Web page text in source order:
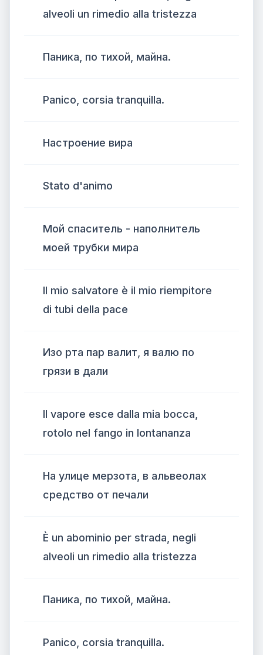
alveoli un rimedio alla tristezza
Паника, по тихой, майна.
Panico, corsia tranquilla.
Настроение вира
Stato d'animo
Мой спаситель - наполнитель
моей трубки мира
Il mio salvatore è il mio riempitore
di tubi della pace
Изо рта пар валит, я валю по
грязи в дали
Il vapore esce dalla mia bocca,
rotolo nel fango in lontananza
На улице мерзота, в альвеолах
средство от печали
È un abominio per strada, negli
alveoli un rimedio alla tristezza
Паника, по тихой, майна.
Panico, corsia tranquilla.